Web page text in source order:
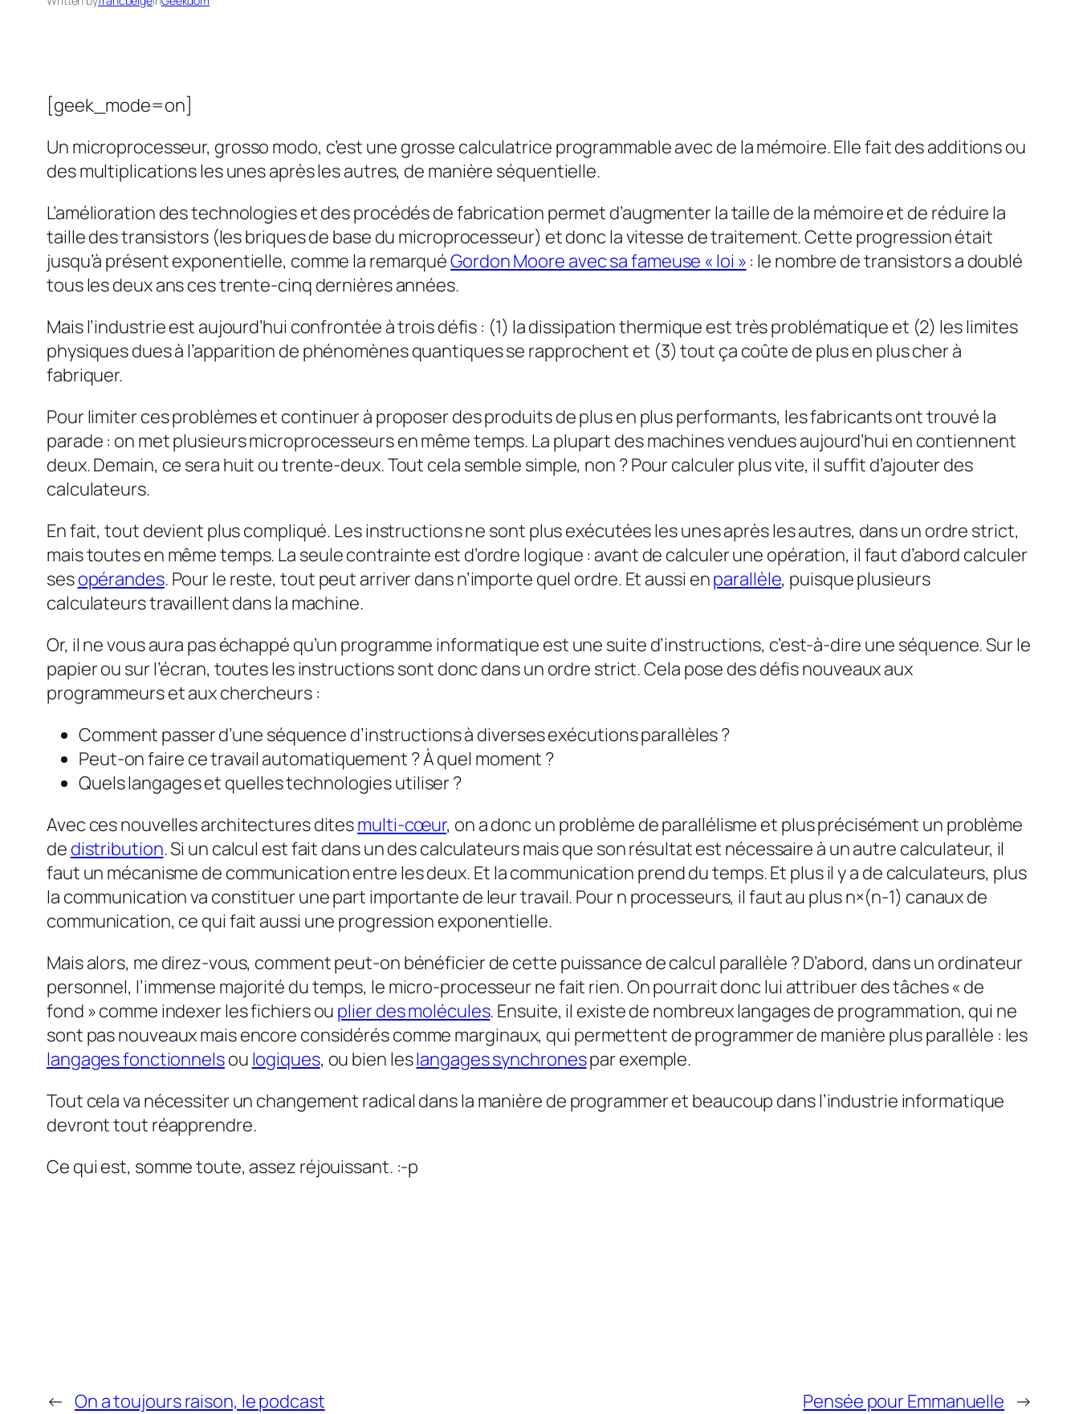
[geek_mode=on]
Un microprocesseur, grosso modo, c’est une grosse calculatrice programmable avec de la mémoire. Elle fait des additions ou
des multiplications les unes après les autres, de manière séquentielle.
L’amélioration des technologies et des procédés de fabrication permet d’augmenter la taille de la mémoire et de réduire la
taille des transistors (les briques de base du microprocesseur) et donc la vitesse de traitement. Cette progression était
jusqu’à présent exponentielle, comme la remarquéGordon Moore avec sa fameuse « loi » : le nombre de transistors a doublé
tous les deux ans ces trente-cinq dernières années.
Mais l’industrie est aujourd’hui confrontée à trois défis : (1) la dissipation thermique est très problématique et (2) les limites
physiques dues à l’apparition de phénomènes quantiques se rapprochent et (3) tout ça coûte de plus en plus cher à
fabriquer.
Pour limiter ces problèmes et continuer à proposer des produits de plus en plus performants, les fabricants ont trouvé la
parade : on met plusieurs microprocesseurs en même temps. La plupart des machines vendues aujourd’hui en contiennent
deux. Demain, ce sera huit ou trente-deux. Tout cela semble simple, non ? Pour calculer plus vite, il suffit d’ajouter des
calculateurs.
En fait, tout devient plus compliqué. Les instructions ne sont plus exécutées les unes après les autres, dans un ordre strict,
mais toutes en même temps. La seule contrainte est d’ordre logique : avant de calculer une opération, il faut d’abord calculer
sesopérandes. Pour le reste, tout peut arriver dans n’importe quel ordre. Et aussi enparallèle, puisque plusieurs
calculateurs travaillent dans la machine.
Or, il ne vous aura pas échappé qu’un programme informatique est une suite d’instructions, c’est-à-dire une séquence. Sur le
papier ou sur l’écran, toutes les instructions sont donc dans un ordre strict. Cela pose des défis nouveaux aux
programmeurs et aux chercheurs :
Comment passer d’une séquence d’instructions à diverses exécutions parallèles ?
Peut-on faire ce travail automatiquement ? À quel moment ?
Quels langages et quelles technologies utiliser ?
Avec ces nouvelles architectures ditesmulti-cœur, on a donc un problème de parallélisme et plus précisément un problème
de distribution. Si un calcul est fait dans un des calculateurs mais que son résultat est nécessaire à un autre calculateur, il
faut un mécanisme de communication entre les deux. Et la communication prend du temps. Et plus il y a de calculateurs, plus
la communication va constituer une part importante de leur travail. Pour n processeurs, il faut au plusn×(n-1) canaux de
communication, ce qui fait aussi une progression exponentielle.
Mais alors, me direz-vous, comment peut-on bénéficier de cette puissance de calcul parallèle ? D’abord, dans un ordinateur
personnel, l’immense majorité du temps, le micro-processeur ne fait rien. On pourrait donc lui attribuer des tâches « de
fond » comme indexer les fichiers ou plier des molécules. Ensuite, il existe de nombreux langages de programmation, qui ne
sont pas nouveaux mais encore considérés comme marginaux, qui permettent de programmer de manière plus parallèle : les
langages fonctionnelsou logiques, ou bien leslangages synchronespar exemple.
Tout cela va nécessiter un changement radical dans la manière de programmer et beaucoup dans l’industrie informatique
devront tout réapprendre.
Ce qui est, somme toute, assez réjouissant. :-p
← On a toujours raison, le podcast Pensée pour Emmanuelle →